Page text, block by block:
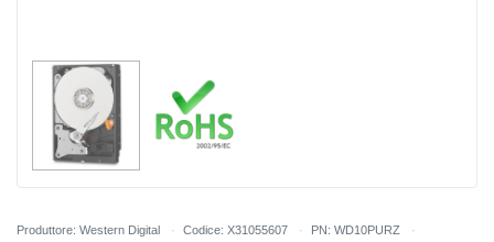
Produttore: Western Digital Codice: X31055607
PN: WD10PURZ